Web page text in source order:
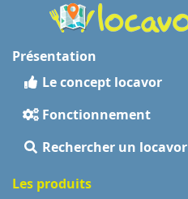
Présentation
Le concept locavor
Fonctionnement
Rechercher un locavor
Les produits